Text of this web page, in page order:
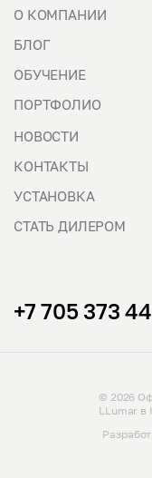
О КОМПАНИИ
БЛОГ
ОБУЧЕНИЕ
ПОРТФОЛИО
НОВОСТИ
КОНТАКТЫ
УСТАНОВКА
СТАТЬ ДИЛЕРОМ
+7 705 373
© 2026
LLumar в